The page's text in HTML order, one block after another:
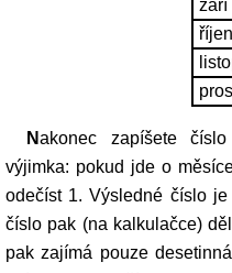
září
říjen
Nakonec zapíšete
výjimka: pokud jde o
odečíst 1. Výsledné číslo
číslo pak (na kalkulačce)
pak zajímá pouze